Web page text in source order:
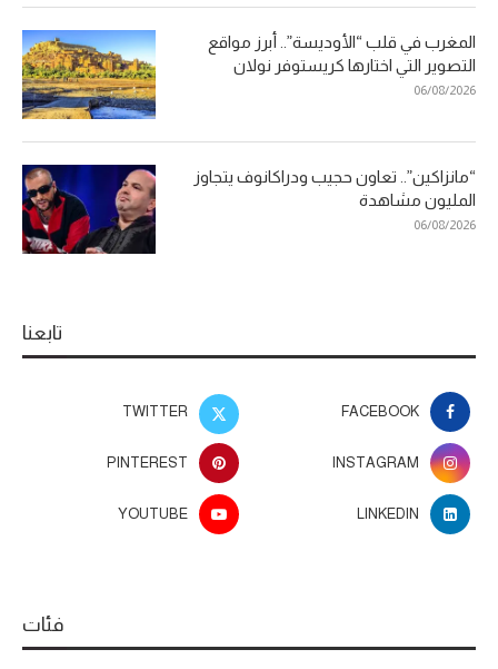
المغرب في قلب “الأوديسة”.. أبرز مواقع
التصوير التي اختارها كريستوفر نولان
06/08/2026
“مانزاكين”.. تعاون حجيب ودراكانوف يتجاوز
المليون مشاهدة
06/08/2026
تابعنا
FACEBOOK
TWITTER
INSTAGRAM
PINTEREST
LINKEDIN
YOUTUBE
فئات